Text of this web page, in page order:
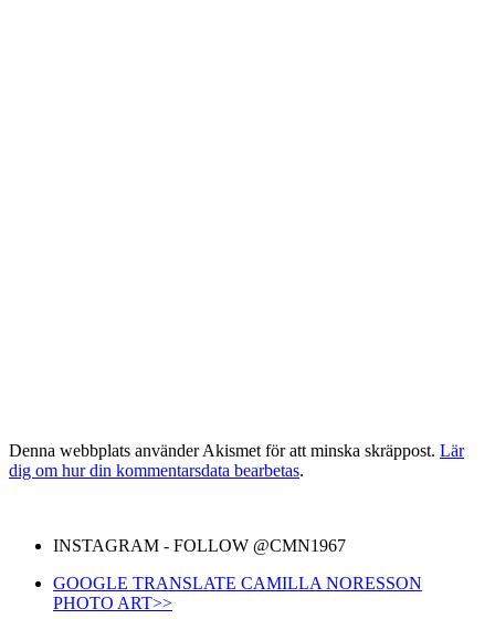
Denna webbplats använder Akismet för att minska skräppost. Lär
dig om hur din kommentarsdata bearbetas.
INSTAGRAM - FOLLOW @CMN1967
GOOGLE TRANSLATE CAMILLA NORESSON
PHOTO ART>>